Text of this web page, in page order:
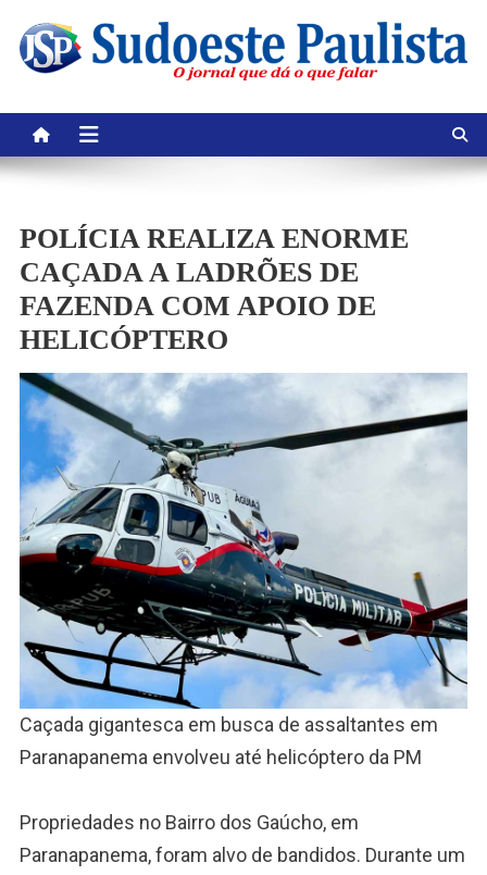
content
POLÍCIA REALIZA ENORME
CAÇADA A LADRÕES DE
FAZENDA COM APOIO DE
HELICÓPTERO
Caçada gigantesca em busca de assaltantes em
Paranapanema envolveu até helicóptero da PM
Propriedades no Bairro dos Gaúcho, em
Paranapanema, foram alvo de bandidos. Durante um